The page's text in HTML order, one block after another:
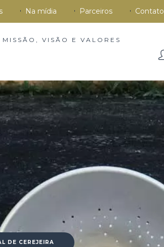
Na mídia Parceiros Contato
MISSÃO, VISÃO E VALORES
DE CEREJEIRA